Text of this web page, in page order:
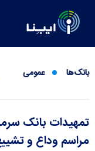
بانک‌ها عمومی
تمهیدات بانک
مراسم وداع و